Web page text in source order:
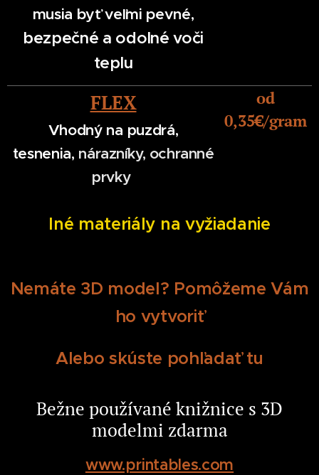
musia byťveľmi pevné,
bezpečné a odolné voči
teplu
FLEX
Vhodný na puzdrá,
tesnenia, nárazníky, ochranné
prvky
od
0,35€/gram
Iné materiály na vyžiadanie
Nemáte 3D model? Pomôžeme Vám
ho vytvoriť
Alebo skúste pohľadať tu
Bežne používané knižnice s 3D
modelmi zdarma
www.printables.com